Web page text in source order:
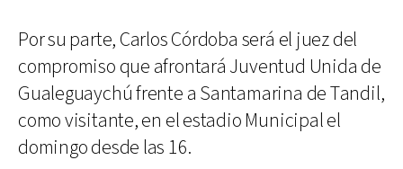
Por su parte, Carlos Córdoba será el juez del
compromiso que afrontará Juventud Unida de
Gualeguaychú frente a Santamarina de Tandil,
como visitante, en el estadio Municipal el
domingo desde las 16.